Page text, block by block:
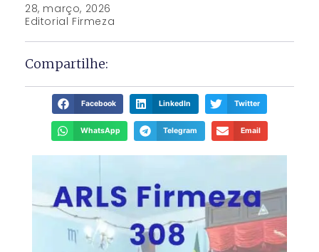
28, março, 2026
Editorial Firmeza
Compartilhe:
Facebook LinkedIn Twitter
WhatsApp Telegram Email